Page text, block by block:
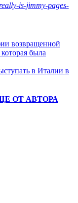
is-jimmy-pages-
возвращенной
была
в Италии в
ОТ АВТОРА